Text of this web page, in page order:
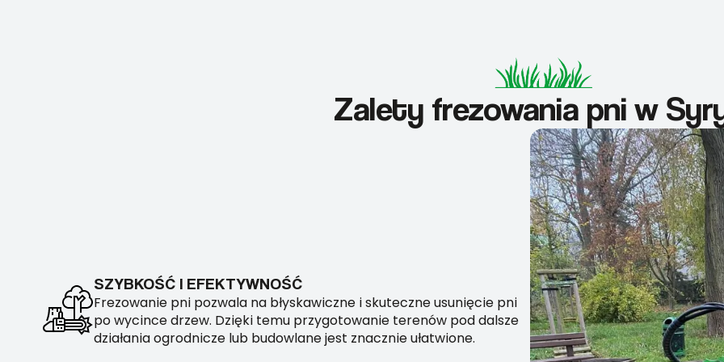
Zalety frezowania pni w
SZYBKOŚĆ I EFEKTYWNOŚĆ
Frezowanie pni pozwala na błyskawiczne i skuteczne usunięcie pni
po wycince drzew. Dzięki temu przygotowanie terenów pod dalsze
działania ogrodnicze lub budowlane jest znacznie ułatwione.